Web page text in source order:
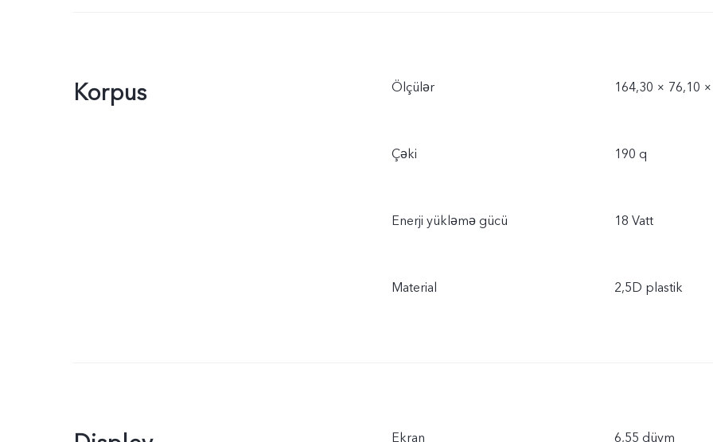
Korpus Ölçülər 164,30 × 76,10
Çəki 190 q
Enerji yükləmə gücü 18 Vatt
Material 2,5D plastik
Ekran 6,55 düym